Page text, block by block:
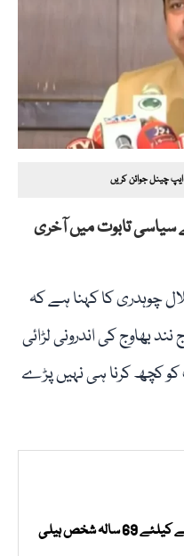
ایپ چینل جوائن کریں
سیاسی تابوت میں آخری
چوہدری کا کہنا ہے کہ
بھاوج کی اندرونی لڑائی
کچھ کرنا ہی نہیں پڑے
ایک گھنٹے کی ڈرائیونگ سے بچنے کیلئے 69 سالہ شخص ہیلی